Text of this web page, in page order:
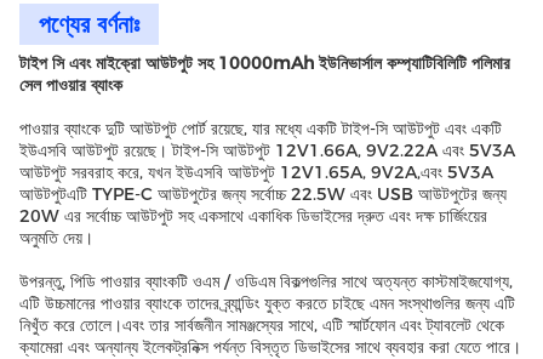
পণ্যের বর্ণনাঃ
টাইপ সি এবং মাইক্রো আউটপুট সহ 10000mAh ইউনিভার্সাল কম্প্যাটিবিলিটি পলিমার
সেল পাওয়ার ব্যাংক
পাওয়ার ব্যাংকে দুটি আউটপুট পোর্ট রয়েছে, যার মধ্যে একটি টাইপ-সি আউটপুট এবং একটি
ইউএসবি আউটপুট রয়েছে। টাইপ-সি আউটপুট 12V1.66A, 9V2.22A এবং 5V3A
আউটপুট সরবরাহ করে, যখন ইউএসবি আউটপুট 12V1.65A, 9V2A,এবং 5V3A
আউটপুটএটি TYPE-C আউটপুটের জন্য সর্বোচ্চ 22.5W এবং USB আউটপুটের জন্য
20W এর সর্বোচ্চ আউটপুট সহ একসাথে একাধিক ডিভাইসের দ্রুত এবং দক্ষ চার্জিংয়ের
অনুমতি দেয়।
উপরন্তু, পিডি পাওয়ার ব্যাংকটি ওএম / ওডিএম বিকল্পগুলির সাথে অত্যন্ত কাস্টমাইজযোগ্য,
এটি উচ্চমানের পাওয়ার ব্যাংকে তাদের ব্র্যান্ডিং যুক্ত করতে চাইছে এমন সংস্থাগুলির জন্য এটি
নিখুঁত করে তোলে।এবং তার সার্বজনীন সামঞ্জস্যের সাথে, এটি স্মার্টফোন এবং ট্যাবলেট থেকে
ক্যামেরা এবং অন্যান্য ইলেকট্রনিক্স পর্যন্ত বিস্তৃত ডিভাইসের সাথে ব্যবহার করা যেতে পারে।